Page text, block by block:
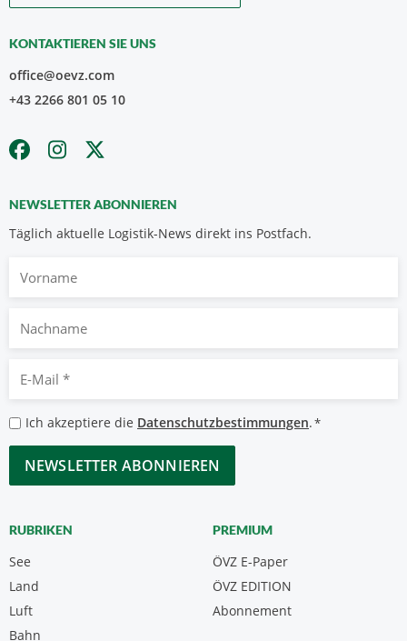
KONTAKTIEREN SIE UNS
office@oevz.com
+43 2266 801 05 10
NEWSLETTER ABONNIEREN
Täglich aktuelle Logistik-News direkt ins Postfach.
Vorname
Nachname
Mail
*
Datenschutzbestimmungen
*
Ich akzeptiere die Datenschutzbestimmungen.*
CAPTCHA
RUBRIKEN
See
Land
Luft
Bahn
PREMIUM
ÖVZ E-Paper
Abonnement
ÖVZ EDITION